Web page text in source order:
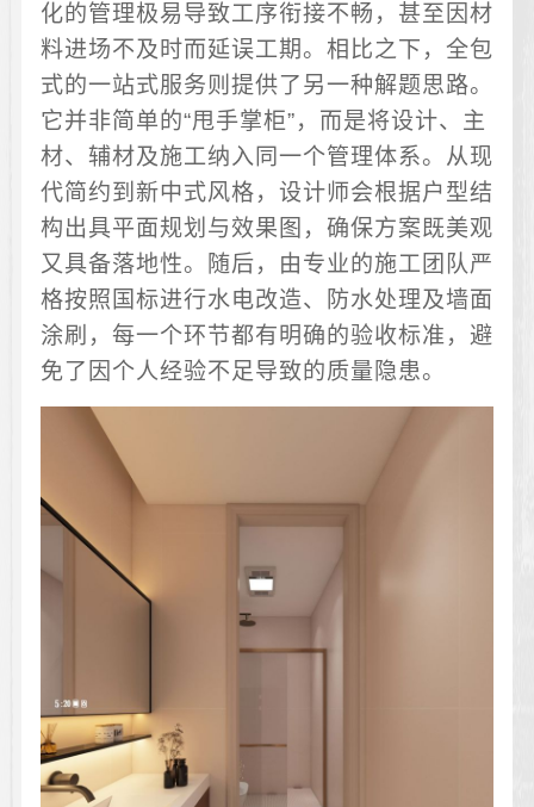
化的管理极易导致工序衔接不畅，甚至因材
料进场不及时而延误工期。相比之下，全包
式的一站式服务则提供了另一种解题思路。
它并非简单的“甩手掌柜”，而是将设计、主
材、辅材及施工纳入同一个管理体系。从现
代简约到新中式风格，设计师会根据户型结
构出具平面规划与效果图，确保方案既美观
又具备落地性。随后，由专业的施工团队严
格按照国标进行水电改造、防水处理及墙面
涂刷，每一个环节都有明确的验收标准，避
免了因个人经验不足导致的质量隐患。